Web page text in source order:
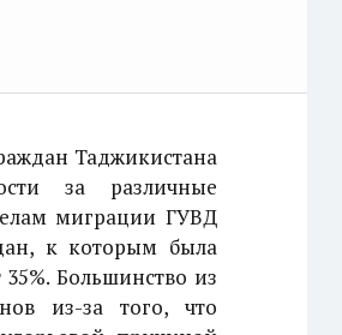
Таджикистана
за различные
миграции ГУВД
к которым была
Большинство из
из-за того, что